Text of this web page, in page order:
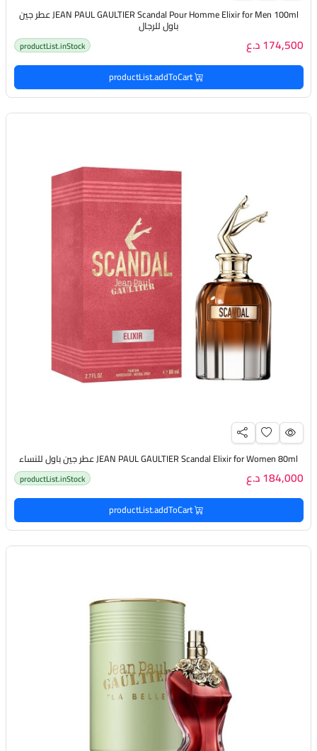
JEAN PAUL GAULTIER Scandal Pour Homme Elixir for Men 100ml عطر جين
باول للرجال
174,500 د.ع productList.inStock
productList.addToCart
JEAN PAUL GAULTIER Scandal Elixir for Women 80ml عطر جين باول للنساء
184,000 د.ع productList.inStock
productList.addToCart